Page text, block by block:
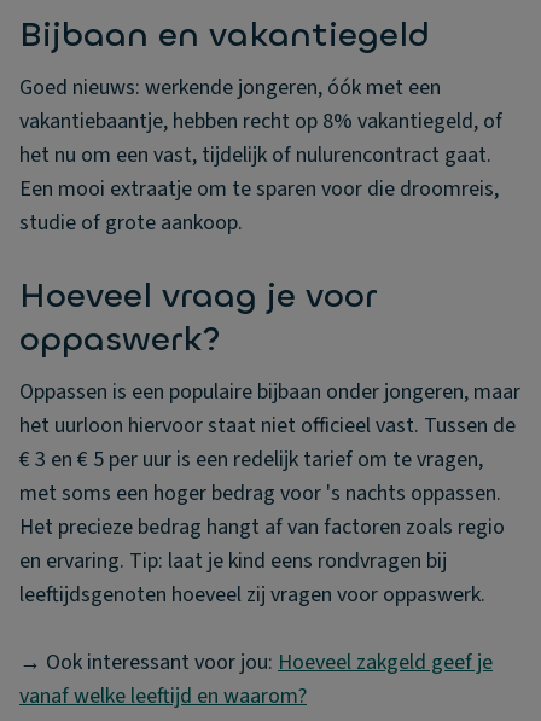
Bijbaan en vakantiegeld
Goed nieuws: werkende jongeren, óók met een
vakantiebaantje, hebben recht op 8% vakantiegeld, of
het nu om een vast, tijdelijk of nulurencontract gaat.
Een mooi extraatje om te sparen voor die droomreis,
studie of grote aankoop.
Hoeveel vraag je voor
oppaswerk?
Oppassen is een populaire bijbaan onder jongeren, maar
het uurloon hiervoor staat niet officieel vast. Tussen de
€ 3 en € 5 per uur is een redelijk tarief om te vragen,
met soms een hoger bedrag voor 's nachts oppassen.
Het precieze bedrag hangt af van factoren zoals regio
en ervaring. Tip: laat je kind eens rondvragen bij
leeftijdsgenoten hoeveel zij vragen voor oppaswerk.
→ Ook interessant voor jou: Hoeveel zakgeld geef je
vanaf welke leeftijd en waarom?